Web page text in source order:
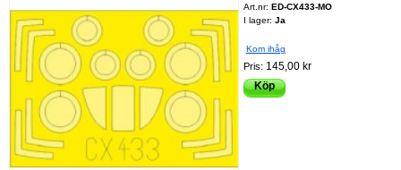
Art.nr: ED-CX433-MO
I lager: Ja
Kom ihåg
Pris: 145,00 kr
Köp